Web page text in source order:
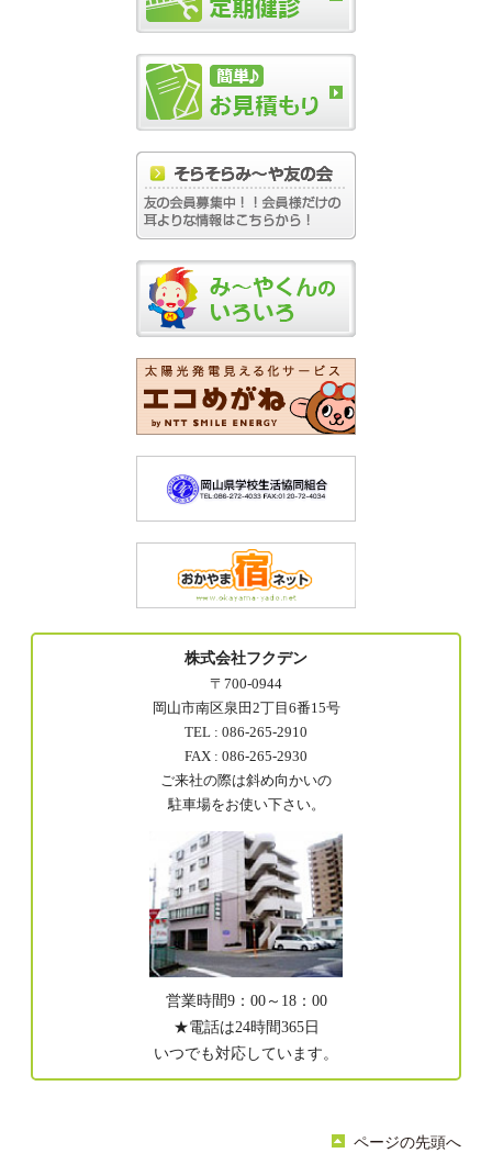
株式会社フクデン
〒700-0944
岡山市南区泉田2丁目6番15号
TEL : 086-265-2910
FAX : 086-265-2930
ご来社の際は斜め向かいの
駐車場をお使い下さい。
営業時間9：00～18：00
★電話は24時間365日
いつでも対応しています。
ページの先頭へ